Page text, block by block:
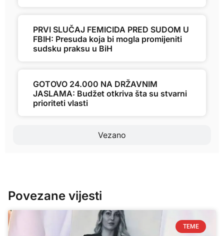
Vezano
PRVI SLUČAJ FEMICIDA PRED SUDOM U
FBIH: Presuda koja bi mogla promijeniti
sudsku praksu u BiH
GOTOVO 24.000 NA DRŽAVNIM
JASLAMA: Budžet otkriva šta su stvarni
prioriteti vlasti
Povezane vijesti
TEME